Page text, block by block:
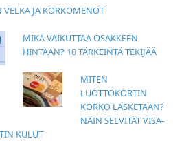
VELKA JA KORKOMENOT
MIKÄ VAIKUTTAA OSAKKEEN
HINTAAN? 10 TÄRKEINTÄ TEKIJÄÄ
MITEN
LUOTTOKORTIN
KORKO LASKETAAN?
NÄIN SELVITÄT VISA-
KULUT